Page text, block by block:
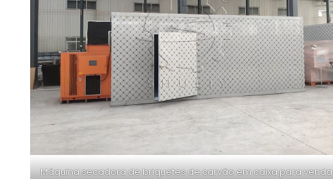
Máquina secadora de briquetes de carvão em caixa para venda